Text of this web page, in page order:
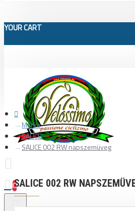
YOUR CART
0
Márka
SALICE
SALICE 002 RW napszemüveg
SALICE 002 RW